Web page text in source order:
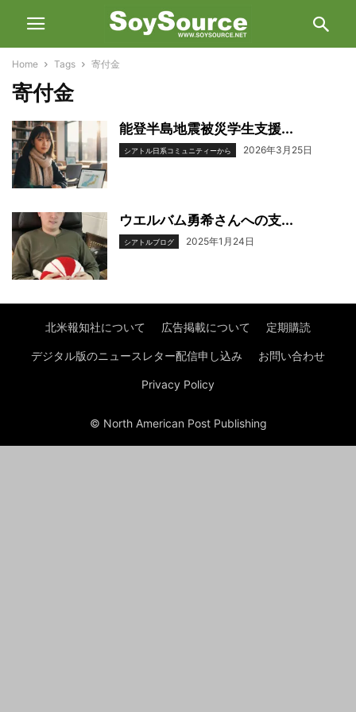
Home Tags 寄付金
寄付金
能登半島地震被災学生支援...
シアトル日系コミュニティーから 2026年3月25日
ウエルバム勇希さんへの支...
シアトルブログ 2025年1月24日
北米報知社について 広告掲載について 定期購読
デジタル版のニュースレター配信申し込み お問い合わせ
Privacy Policy
© North American Post Publishing